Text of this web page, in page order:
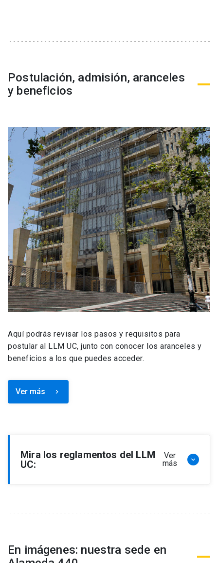
Postulación, admisión, aranceles
y beneficios
Aquí podrás revisar los pasos y requisitos para
postular al LLM UC, junto con conocer los aranceles y
beneficios a los que puedes acceder.
Ver más keyboard_arrow_right
Mira los reglamentos del LLM
UC:
Ver
más
keyboard_arrow_down
Reglamento de Becas y Descuentos Programa
de Magíster en Derecho, LLM
En imágenes: nuestra sede en